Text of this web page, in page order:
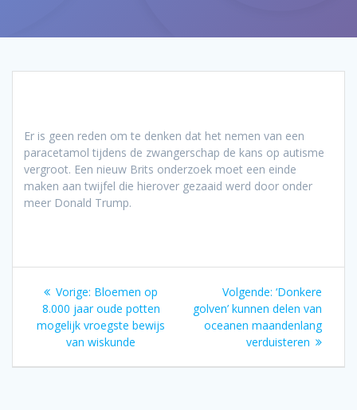
Er is geen reden om te denken dat het nemen van een
paracetamol tijdens de zwangerschap de kans op autisme
vergroot. Een nieuw Brits onderzoek moet een einde
maken aan twijfel die hierover gezaaid werd door onder
meer Donald Trump.
Bericht
navigatie
Vorige: Vorig
bericht:
Bloemen op
8.000 jaar oude potten
mogelijk vroegste bewijs
van wiskunde
Volgende: Volgend
bericht:
‘Donkere
golven’ kunnen delen van
oceanen maandenlang
verduisteren